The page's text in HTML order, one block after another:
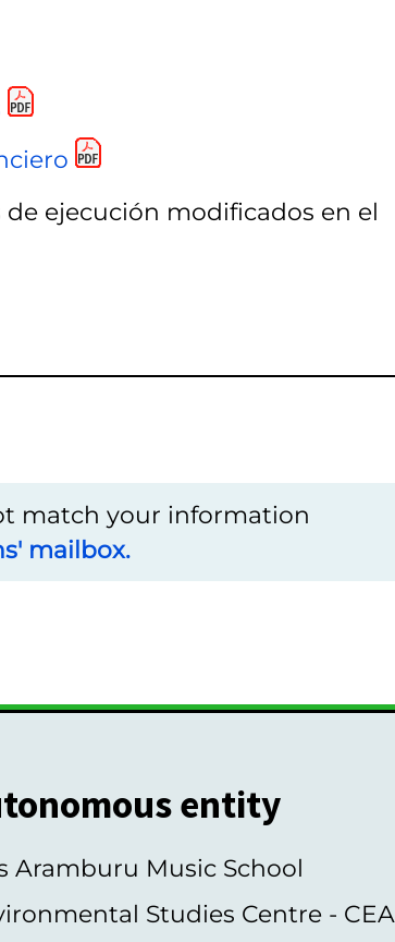
de ejecución modificados en el
match your information
mailbox.
entity
Aramburu Music School
Studies Centre - CEA